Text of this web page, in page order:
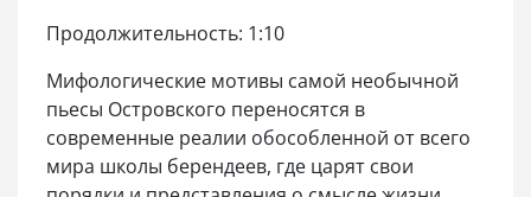
Продолжительность: 1:10
Мифологические мотивы самой необычной
пьесы Островского переносятся в
современные реалии обособленной от всего
мира школы берендеев, где царят свои